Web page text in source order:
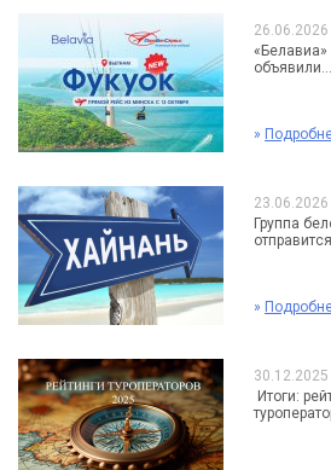
объявили...
»
Группа
»
Итоги: